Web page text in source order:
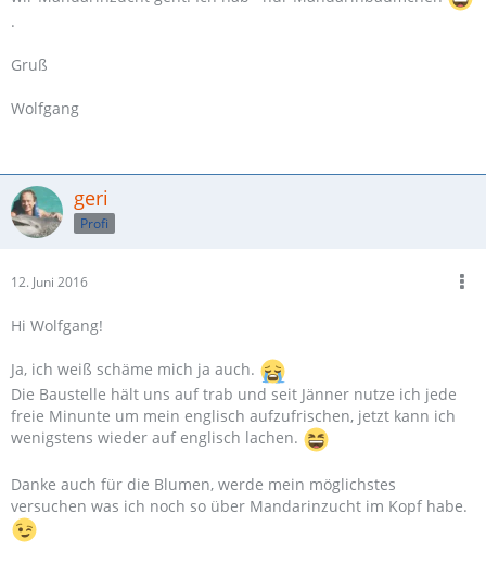
.
Gruß
Wolfgang
geri
Profi
12. Juni 2016
Hi Wolfgang!
Ja, ich weiß schäme mich ja auch.
Die Baustelle hält uns auf trab und seit Jänner nutze ich jede
freie Minunte um mein englisch aufzufrischen, jetzt kann ich
wenigstens wieder auf englisch lachen.
Danke auch für die Blumen, werde mein möglichstes
versuchen was ich noch so über Mandarinzucht im Kopf habe.